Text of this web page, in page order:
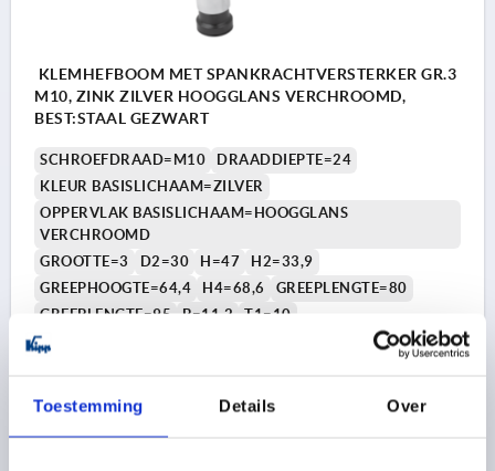
Toestemming Details Over
KLEMHEFBOOM MET SPANKRACHTVERSTERKER GR.3
M10, ZINK ZILVER HOOGGLANS VERCHROOMD,
BEST:STAAL GEZWART
SCHROEFDRAAD=M10
DRAADDIEPTE=24
KLEUR BASISLICHAAM=ZILVER
OPPERVLAK BASISLICHAAM=HOOGGLANS
VERCHROOMD
GROOTTE=3
D2=30 H=47
H2=33,9
GREEPHOOGTE=64,4
H4=68,6
GREEPLENGTE=80
GREEPLENGTE=95
B=11,2 T1=10
Bestelnummer:
18,62 €
plus verzendkosten
DETAILS